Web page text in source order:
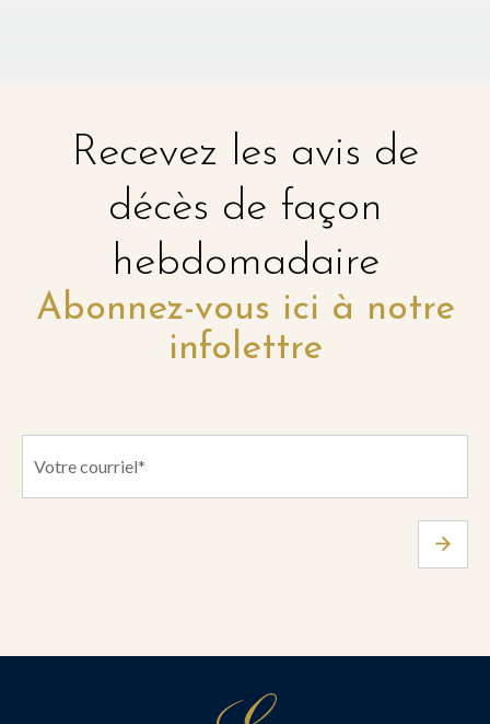
Recevez les avis de
décès de façon
hebdomadaire
Abonnez-vous ici à notre
infolettre